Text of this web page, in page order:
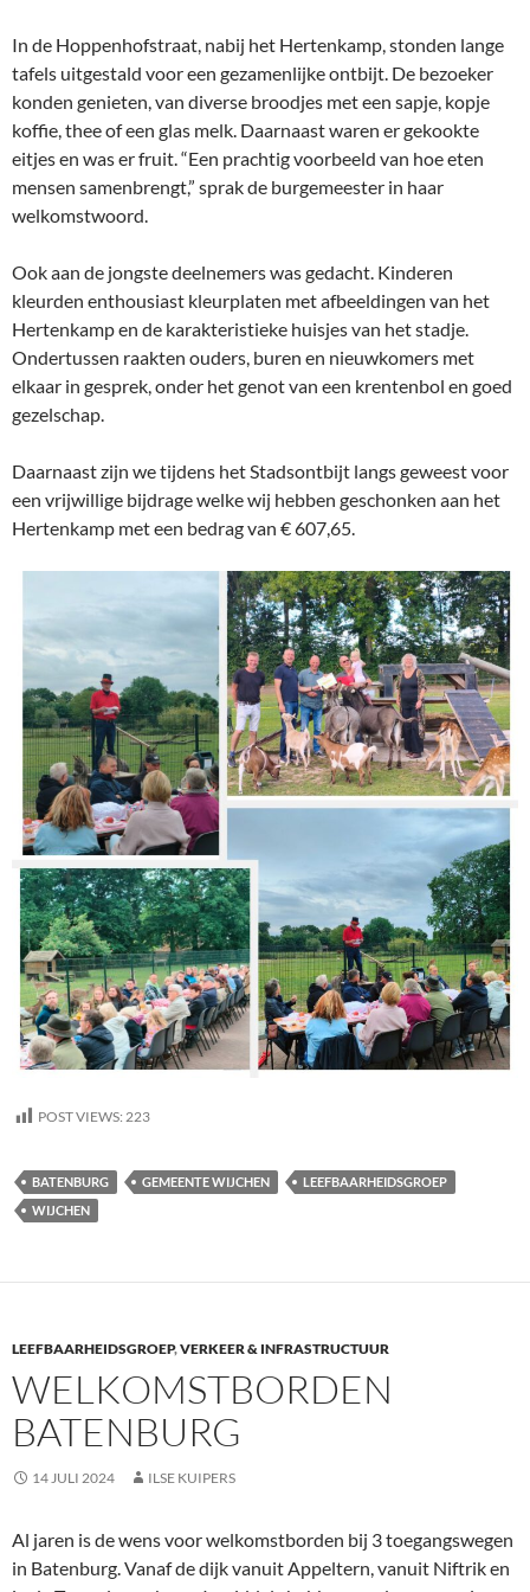
In de Hoppenhofstraat, nabij het Hertenkamp, stonden lange
tafels uitgestald voor een gezamenlijke ontbijt. De bezoeker
konden genieten, van diverse broodjes met een sapje, kopje
koffie, thee of een glas melk. Daarnaast waren er gekookte
eitjes en was er fruit. “Een prachtig voorbeeld van hoe eten
mensen samenbrengt,” sprak de burgemeester in haar
welkomstwoord.
Ook aan de jongste deelnemers was gedacht. Kinderen
kleurden enthousiast kleurplaten met afbeeldingen van het
Hertenkamp en de karakteristieke huisjes van het stadje.
Ondertussen raakten ouders, buren en nieuwkomers met
elkaar in gesprek, onder het genot van een krentenbol en goed
gezelschap.
Daarnaast zijn we tijdens het Stadsontbijt langs geweest voor
een vrijwillige bijdrage welke wij hebben geschonken aan het
Hertenkamp met een bedrag van € 607,65.
POST VIEWS: 223
BATENBURG GEMEENTE WIJCHEN
LEEFBAARHEIDSGROEP
WIJCHEN
LEEFBAARHEIDSGROEP,VERKEER & INFRASTRUCTUUR
WELKOMSTBORDEN
BATENBURG
14 JULI 2024 ILSE KUIPERS
Al jaren is de wens voor welkomstborden bij 3 toegangswegen
in Batenburg. Vanaf de dijk vanuit Appeltern, vanuit Niftrik en